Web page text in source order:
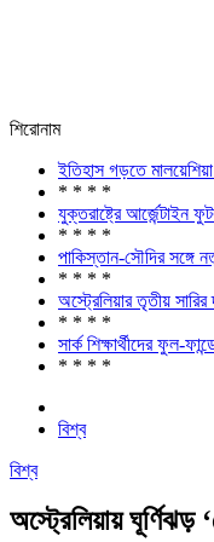
শিরোনাম
ইতিহাস গড়তে
* * * *
যুক্তরাষ্ট্রে আর্জেন্টাইন
* * * *
পাকিস্তান-সৌদির সঙ্গে
* * * *
অস্ট্রেলিয়ার তৃতীয় সারির
* * * *
সার্ক শিক্ষার্থীদের ফুল-
* * * *
বিশ্ব
বিশ্ব
অস্ট্রেলিয়ায় ঘূর্ণিঝড়